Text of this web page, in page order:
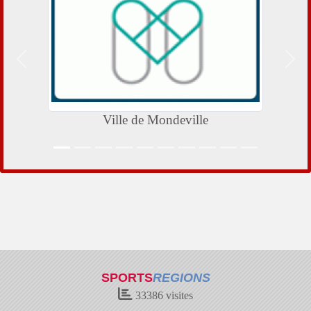
Ville de Mondeville
SPORTSREGIONS
33386 visites